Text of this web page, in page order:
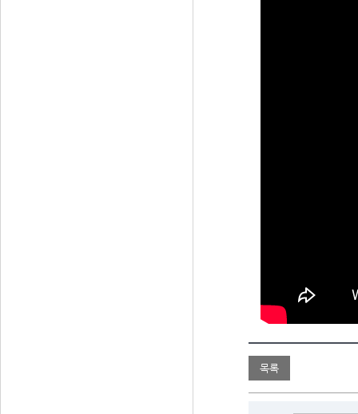
목록